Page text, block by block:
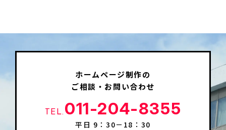
ホームページ制作の
ご相談・お問い合わせ
TEL. 011-204-8355
平日 9：30－18：30